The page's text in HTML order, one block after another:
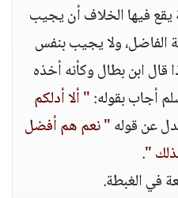
يقع فيها الخلاف أن يجيب
الفاضل، ولا يجيب بنفس
قال ابن بطال وكأنه أخذه
أجاب بقوله:" ألا أدلكم
عن قوله" نعم هم أفضل
"
.